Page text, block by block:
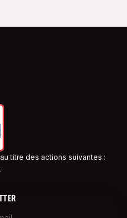
titre des actions suivantes :